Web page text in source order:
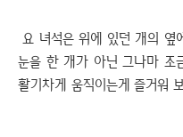
요 녀석은 위에 있던 개의
눈을 한 개가 아닌 그나마 조
활기차게 움직이는게 즐거워